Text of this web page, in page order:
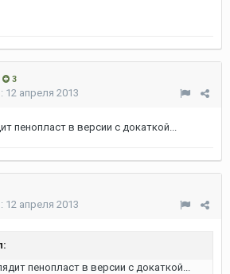
3
12 апреля 2013
пенопласт в версии с докаткой...
12 апреля 2013
пенопласт в версии с докаткой...